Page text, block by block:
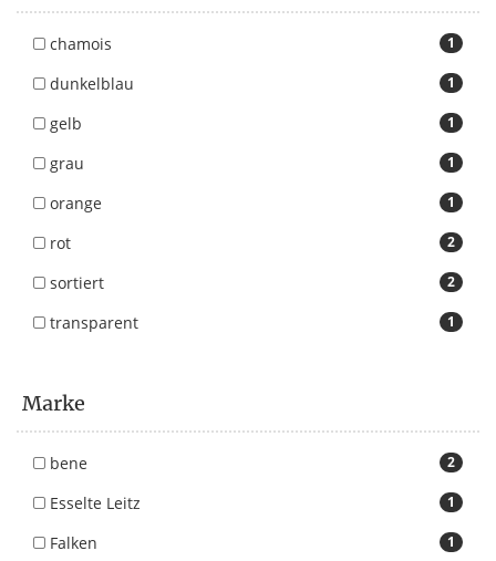
1
chamois
1
dunkelblau
1
gelb
1
grau
1
orange
2
rot
2
sortiert
1
transparent
Marke
2
bene
1
Esselte Leitz
1
Falken